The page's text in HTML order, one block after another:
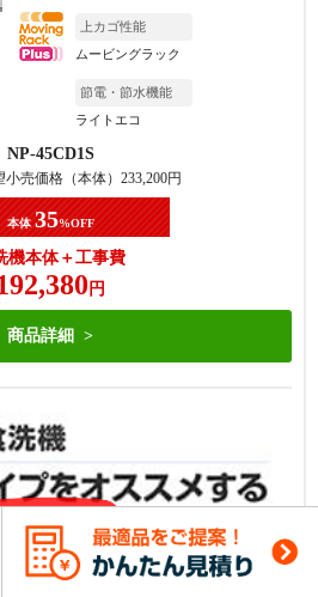
上カゴ性能
ムービングラック
節電・節水機能
ライトエコ
NP-45CD1S
小売価格（本体） 233,200円
本体 35%OFF
機本体＋工事費
円
商品詳細